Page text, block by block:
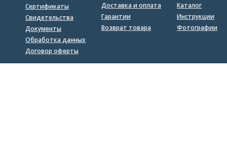
Сертификаты
Свидетельства
Документы
Обработка данных
Договор оферты
Доставка и оплата
Гарантии
Возврат товара
Каталог
Инструкции
Фотографии